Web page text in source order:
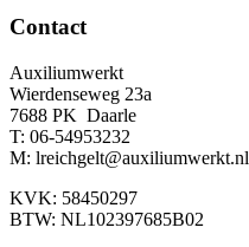
Contact
Auxiliumwerkt
Wierdenseweg 23a
7688 PK Daarle
T: 06-54953232
M: lreichgelt@auxiliumwerkt.nl
KVK: 58450297
BTW: NL102397685B02